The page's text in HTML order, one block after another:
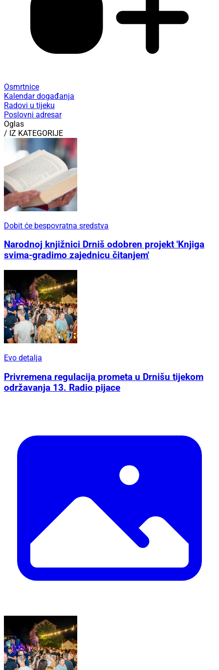
Osmrtnice
Kalendar događanja
Radovi u tijeku
Poslovni adresar
Oglas
/ IZ KATEGORIJE
Dobit će bespovratna sredstva
Narodnoj knjižnici Drniš odobren projekt 'Knjiga
svima-gradimo zajednicu čitanjem'
Evo detalja
Privremena regulacija prometa u Drnišu tijekom
održavanja 13. Radio pijace